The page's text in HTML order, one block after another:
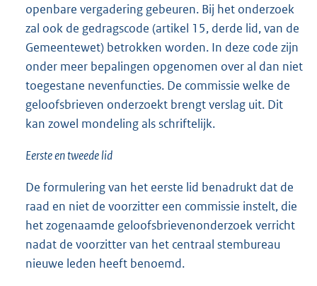
openbare vergadering gebeuren. Bij het onderzoek
zal ook de gedragscode (artikel 15, derde lid, van de
Gemeentewet) betrokken worden. In deze code zijn
onder meer bepalingen opgenomen over al dan niet
toegestane nevenfuncties. De commissie welke de
geloofsbrieven onderzoekt brengt verslag uit. Dit
kan zowel mondeling als schriftelijk.
Eerste en tweede lid
De formulering van het eerste lid benadrukt dat de
raad en niet de voorzitter een commissie instelt, die
het zogenaamde geloofsbrievenonderzoek verricht
nadat de voorzitter van het centraal stembureau
nieuwe leden heeft benoemd.